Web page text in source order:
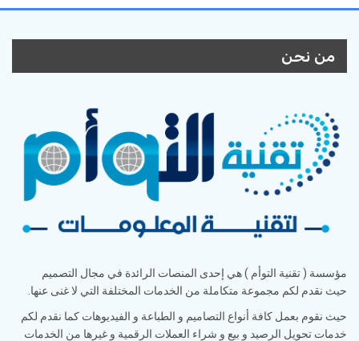
من نحن
مؤسسة ( تقنية التوأم ) هي إحدى المنصات الرائدة في مجال التصميم
حيث نقدم لكم مجموعة متكاملة من الخدمات المختلفة التي لا غنى عنها.
حيث نقوم بعمل كافة أنواع التصاميم و الطباعة و الفيديوهات كما نقدم لكم
خدمات تحويل الرصيد و بيع و شراء العملات الرقمية و غيرها من الخدمات